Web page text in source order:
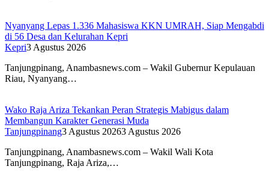
Nyanyang Lepas 1.336 Mahasiswa KKN UMRAH, Siap Mengabdi
di 56 Desa dan Kelurahan Kepri
Kepri3 Agustus 2026
Tanjungpinang, Anambasnews.com – Wakil Gubernur Kepulauan
Riau, Nyanyang…
Wako Raja Ariza Tekankan Peran Strategis Mabigus dalam
Membangun Karakter Generasi Muda
Tanjungpinang3 Agustus 20263 Agustus 2026
Tanjungpinang, Anambasnews.com – Wakil Wali Kota
Tanjungpinang, Raja Ariza,…